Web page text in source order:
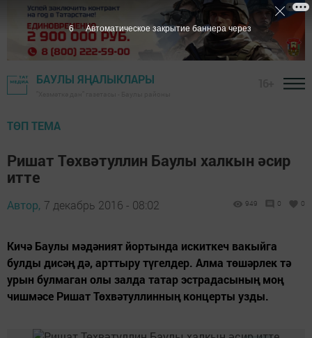
БАУЛЫ ЯҢАЛЫКЛАРЫ
ТӨП ТЕМА
Ришат Төхвәтуллин Баулы халкын әсир
итте
Автор, 7 декабрь 2016 - 08:02 949 0 0
Кичә Баулы мәдәният йортында искиткеч вакыйга
булды дисәң дә, арттыру түгелдер. Алма төшәрлек тә
урын булмаган олы залда татар эстрадасының моң
чишмәсе Ришат Төхвәтуллинның концерты узды.
5 Автоматическое закрытие баннера через